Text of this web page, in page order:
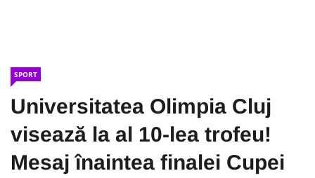
SPORT
Universitatea Olimpia Cluj
visează la al 10-lea trofeu!
Mesaj înaintea finalei Cupei